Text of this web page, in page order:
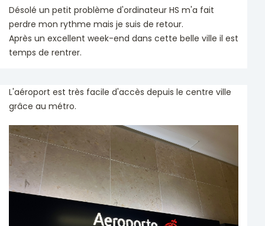
Désolé un petit problème d'ordinateur HS m'a fait
perdre mon rythme mais je suis de retour.
Après un excellent week-end dans cette belle ville il est
temps de rentrer.
L'aéroport est très facile d'accès depuis le centre ville
grâce au métro.